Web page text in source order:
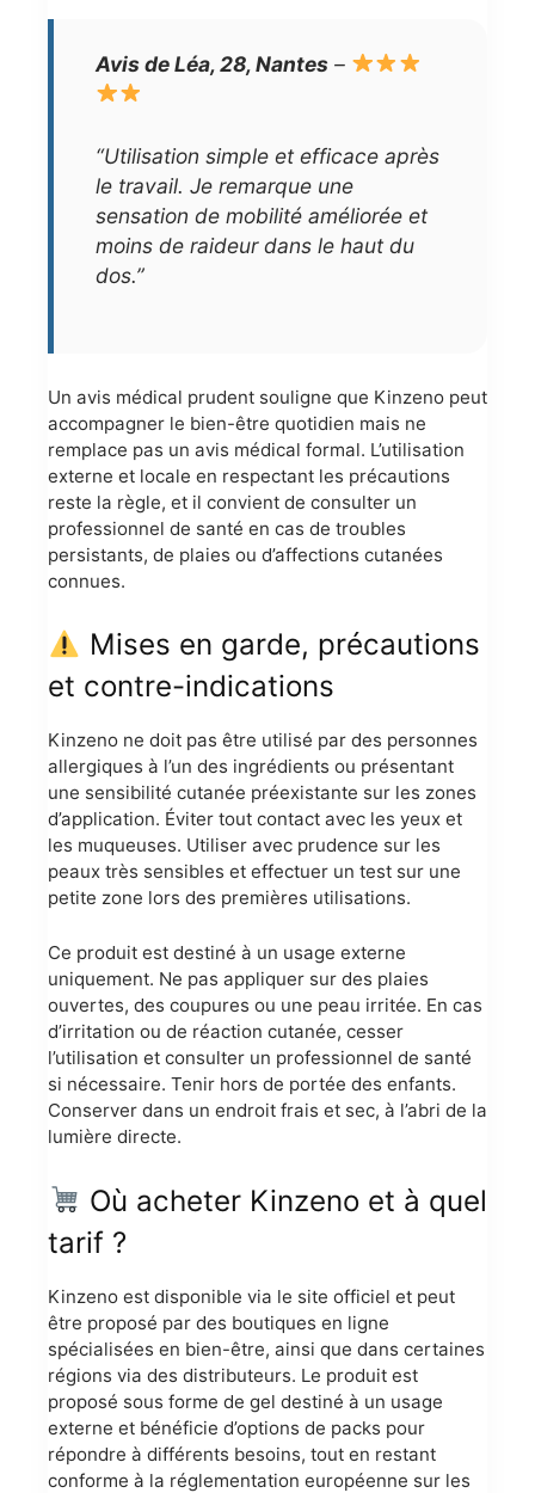
Avis de Léa, 28, Nantes –
“Utilisation simple et efficace après
le travail. Je remarque une
sensation de mobilité améliorée et
moins de raideur dans le haut du
dos.”
Un avis médical prudent souligne que Kinzeno peut
accompagner le bien-être quotidien mais ne
remplace pas un avis médical formal. L’utilisation
externe et locale en respectant les précautions
reste la règle, et il convient de consulter un
professionnel de santé en cas de troubles
persistants, de plaies ou d’affections cutanées
connues.
Mises en garde, précautions
et contre-indications
Kinzeno ne doit pas être utilisé par des personnes
allergiques à l’un des ingrédients ou présentant
une sensibilité cutanée préexistante sur les zones
d’application. Éviter tout contact avec les yeux et
les muqueuses. Utiliser avec prudence sur les
peaux très sensibles et effectuer un test sur une
petite zone lors des premières utilisations.
Ce produit est destiné à un usage externe
uniquement. Ne pas appliquer sur des plaies
ouvertes, des coupures ou une peau irritée. En cas
d’irritation ou de réaction cutanée, cesser
l’utilisation et consulter un professionnel de santé
si nécessaire. Tenir hors de portée des enfants.
Conserver dans un endroit frais et sec, à l’abri de la
lumière directe.
Où acheter Kinzeno et à quel
tarif ?
Kinzeno est disponible via le site officiel et peut
être proposé par des boutiques en ligne
spécialisées en bien-être, ainsi que dans certaines
régions via des distributeurs. Le produit est
proposé sous forme de gel destiné à un usage
externe et bénéficie d’options de packs pour
répondre à différents besoins, tout en restant
conforme à la réglementation européenne sur les